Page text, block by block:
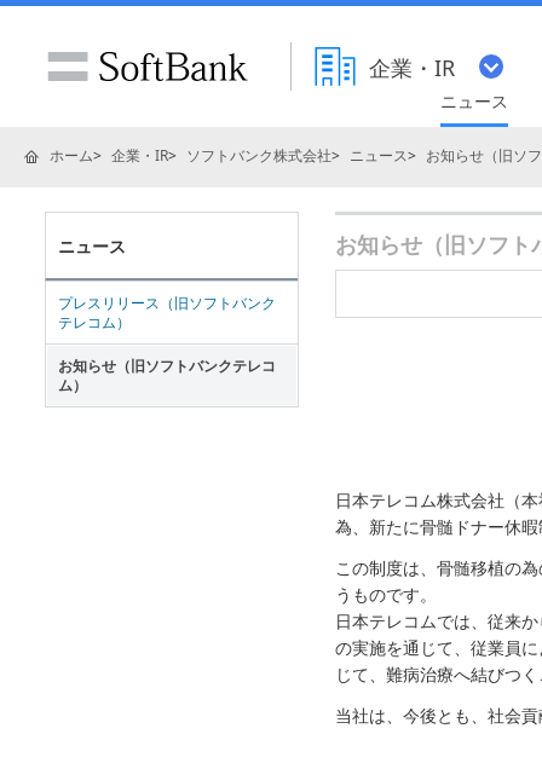
企業・IR
ニュース
ホーム 企業・IR ソフトバンク株式会社 ニュース お知らせ（旧ソ
お知らせ（旧ソフト
日本テレコム株式会社（
為、新たに骨髄ドナー休
この制度は、骨髄移植の
うものです。
日本テレコムでは、従来
の実施を通じて、従業員
じて、難病治療へ結びつ
当社は、今後とも、社会
ニュース
プレスリリース（旧ソフトバンク
テレコム）
お知らせ（旧ソフトバンクテレコ
ム）